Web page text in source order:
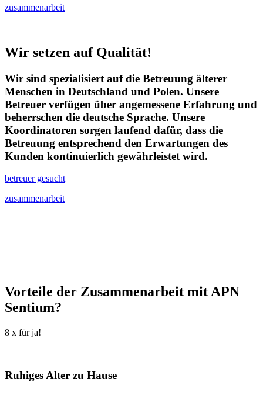
zusammenarbeit
Wir setzen auf Qualität!
Wir sind spezialisiert auf die Betreuung älterer
Menschen in Deutschland und Polen. Unsere
Betreuer verfügen über angemessene Erfahrung und
beherrschen die deutsche Sprache. Unsere
Koordinatoren sorgen laufend dafür, dass die
Betreuung entsprechend den Erwartungen des
Kunden kontinuierlich gewährleistet wird.
betreuer gesucht
zusammenarbeit
Vorteile der Zusammenarbeit mit APN
Sentium?
8 x für ja!
Ruhiges Alter zu Hause